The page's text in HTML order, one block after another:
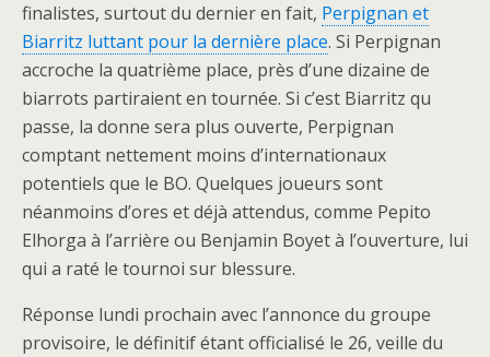
finalistes, surtout du dernier en fait, Perpignan et
Biarritz luttant pour la dernière place. Si Perpignan
accroche la quatrième place, près d’une dizaine de
biarrots partiraient en tournée. Si c’est Biarritz qu
passe, la donne sera plus ouverte, Perpignan
comptant nettement moins d’internationaux
potentiels que le BO. Quelques joueurs sont
néanmoins d’ores et déjà attendus, comme Pepito
Elhorga à l’arrière ou Benjamin Boyet à l’ouverture, lui
qui a raté le tournoi sur blessure.
Réponse lundi prochain avec l’annonce du groupe
provisoire, le définitif étant officialisé le 26, veille du